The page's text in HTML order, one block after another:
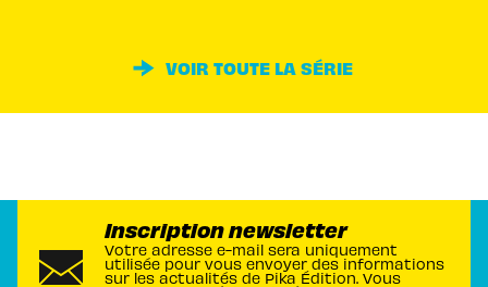
VOIR TOUTE LA SÉRIE
Inscription newsletter
Votre adresse e-mail sera uniquement
utilisée pour vous envoyer des informations
sur les actualités de Pika Édition. Vous